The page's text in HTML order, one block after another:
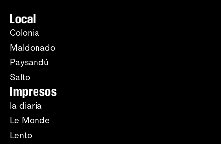
Local
Colonia
Maldonado
Paysandú
Salto
Impresos
la diaria
Le Monde
Lento